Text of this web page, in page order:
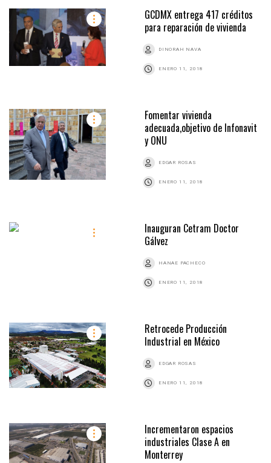
GCDMX entrega 417 créditos
para reparación de vivienda
DINORAH NAVA
ENERO 11, 2018
Fomentar vivienda
adecuada,objetivo de Infonavit
y ONU
EDGAR ROSAS
ENERO 11, 2018
Inauguran Cetram Doctor
Gálvez
HANAE PACHECO
ENERO 11, 2018
Retrocede Producción
Industrial en México
EDGAR ROSAS
ENERO 11, 2018
Incrementaron espacios
industriales Clase A en
Monterrey